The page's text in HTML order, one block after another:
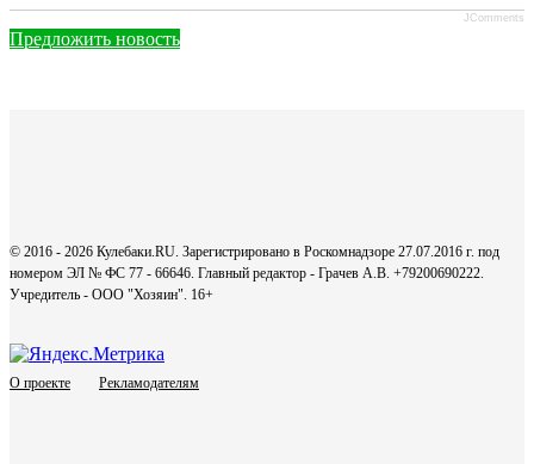
JComments
Предложить новость
© 2016 - 2026 Кулебаки.RU. Зарегистрировано в Роскомнадзоре 27.07.2016 г. под
номером ЭЛ № ФС 77 - 66646. Главный редактор - Грачев А.В. +79200690222.
Учредитель - ООО "Хозяин". 16+
О проекте Рекламодателям